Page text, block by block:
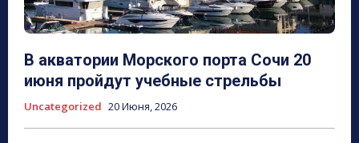
В акватории Морского порта Сочи 20
июня пройдут учебные стрельбы
Uncategorized 20 Июня, 2026